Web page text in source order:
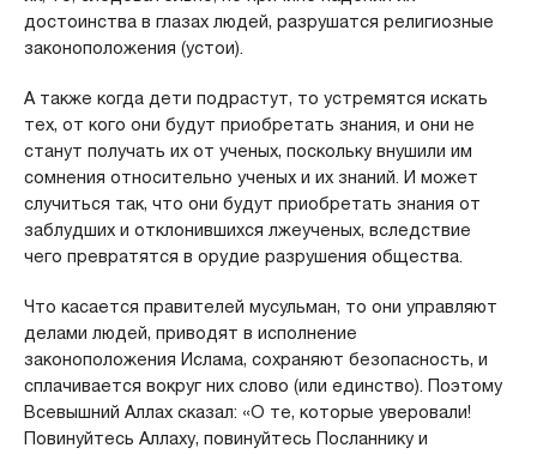
достоинства в глазах людей, разрушатся религиозные
законоположения (устои).
А также когда дети подрастут, то устремятся искать
тех, от кого они будут приобретать знания, и они не
станут получать их от ученых, поскольку внушили им
сомнения относительно ученых и их знаний. И может
случиться так, что они будут приобретать знания от
заблудших и отклонившихся лжеученых, вследствие
чего превратятся в орудие разрушения общества.
Что касается правителей мусульман, то они управляют
делами людей, приводят в исполнение
законоположения Ислама, сохраняют безопасность, и
сплачивается вокруг них слово (или единство). Поэтому
Всевышний Аллах сказал: «О те, которые уверовали!
Повинуйтесь Аллаху, повинуйтесь Посланнику и